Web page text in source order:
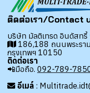
ติดต่อเรา/Contact
บริษัท มัลติเทรด อินดัสทรี้
186,188 ถนนพระรา
กรุงเทพฯ 10150
ติดต่อเรา
📲มือถือ. 092-789-
อีเมล์ :